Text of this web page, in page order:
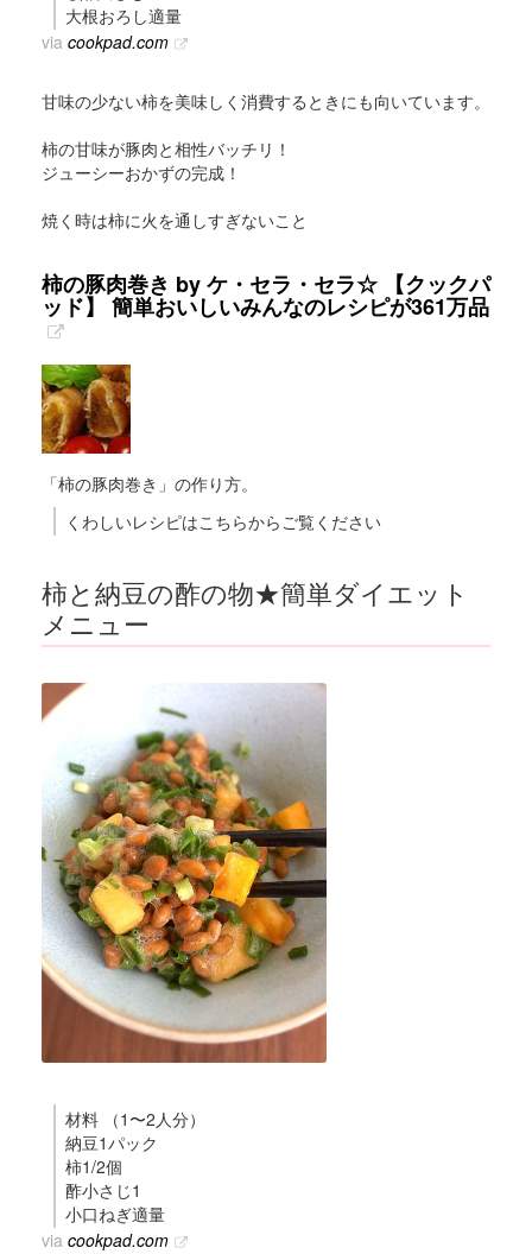
大根おろし適量
via cookpad.com
甘味の少ない柿を美味しく消費するときにも向いています。
柿の甘味が豚肉と相性バッチリ！
ジューシーおかずの完成！
焼く時は柿に火を通しすぎないこと
柿の豚肉巻き by ケ・セラ・セラ☆ 【クックパ
ッド】 簡単おいしいみんなのレシピが361万品
「柿の豚肉巻き」の作り方。
くわしいレシピはこちらからご覧ください
柿と納豆の酢の物★簡単ダイエット
メニュー
材料 （1〜2人分）
納豆1パック
柿1/2個
酢小さじ1
小口ねぎ適量
via cookpad.com